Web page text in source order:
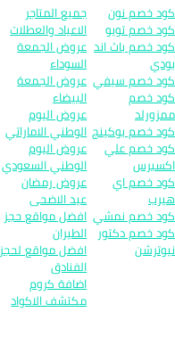
خصم نون
خصم تويو
خصم باث اند
خصم سيفي
خصم
خصم بوكينج
خصم علي
خصم اي
خصم نمشي
خصم دكتور
جميع المتاجر
الاعياد والعطلات
عروض الجمعة
السوداء
عروض الجمعة
البيضاء
عروض اليوم
الوطني الاماراتي
عروض اليوم
الوطني السعودي
عروض رمضان
عيد الاضحى
افضل مواقع حجز
الطيران
افضل مواقع لحجز
الفنادق
اضافة كروم
مكتشف الاكواد